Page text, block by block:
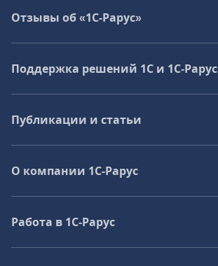
Отзывы об «1С-Рарус»
Поддержка решений 1С и 1С‑Рарус
Публикации и статьи
О компании 1C-Рарус
Работа в 1С‑Рарус